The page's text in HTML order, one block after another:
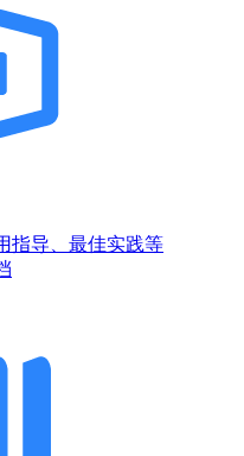
指导、最佳实践等